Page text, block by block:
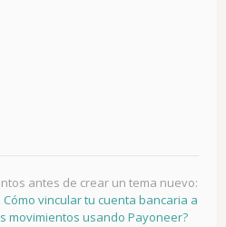
antes de crear un tema nuevo:
Cómo vincular tu cuenta bancaria a
movimientos usando Payoneer?